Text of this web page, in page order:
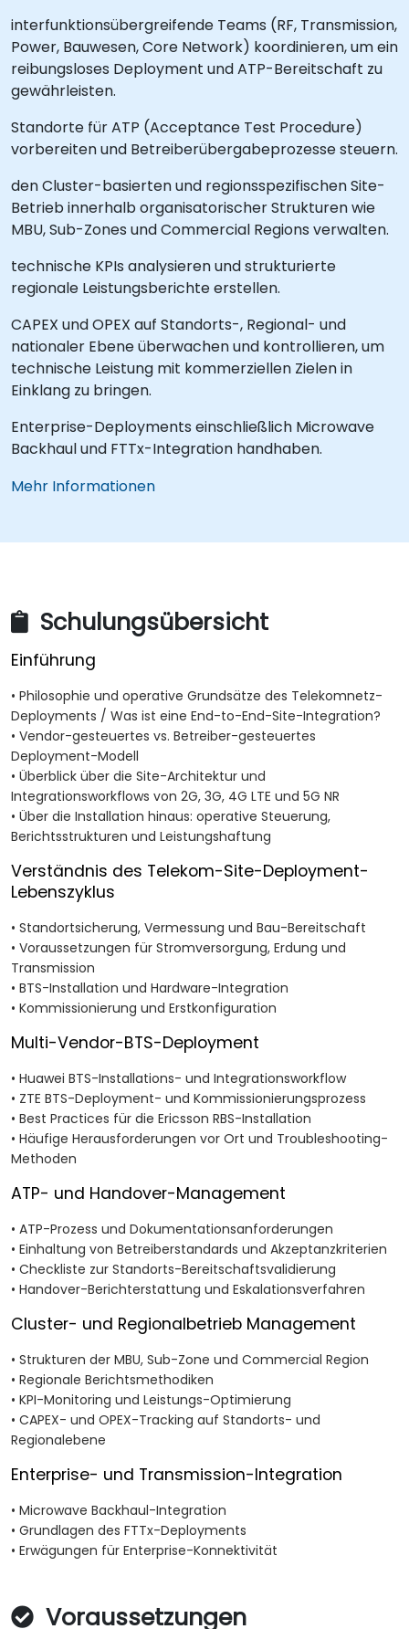
interfunktionsübergreifende Teams (RF, Transmission,
Power, Bauwesen, Core Network) koordinieren, um ein
reibungsloses Deployment und ATP-Bereitschaft zu
gewährleisten.
Standorte für ATP (Acceptance Test Procedure)
vorbereiten und Betreiberübergabeprozesse steuern.
den Cluster-basierten und regionsspezifischen Site-
Betrieb innerhalb organisatorischer Strukturen wie
MBU, Sub-Zones und Commercial Regions verwalten.
technische KPIs analysieren und strukturierte
regionale Leistungsberichte erstellen.
CAPEX und OPEX auf Standorts-, Regional- und
nationaler Ebene überwachen und kontrollieren, um
technische Leistung mit kommerziellen Zielen in
Einklang zu bringen.
Enterprise-Deployments einschließlich Microwave
Backhaul und FTTx-Integration handhaben.
Mehr Informationen
Schulungsübersicht
Einführung
• Philosophie und operative Grundsätze des Telekomnetz-
Deployments / Was ist eine End-to-End-Site-Integration?
• Vendor-gesteuertes vs. Betreiber-gesteuertes
Deployment-Modell
• Überblick über die Site-Architektur und
Integrationsworkflows von 2G, 3G, 4G LTE und 5G NR
• Über die Installation hinaus: operative Steuerung,
Berichtsstrukturen und Leistungshaftung
Verständnis des Telekom-Site-Deployment-
Lebenszyklus
• Standortsicherung, Vermessung und Bau-Bereitschaft
• Voraussetzungen für Stromversorgung, Erdung und
Transmission
• BTS-Installation und Hardware-Integration
• Kommissionierung und Erstkonfiguration
Multi-Vendor-BTS-Deployment
• Huawei BTS-Installations- und Integrationsworkflow
• ZTE BTS-Deployment- und Kommissionierungsprozess
• Best Practices für die Ericsson RBS-Installation
• Häufige Herausforderungen vor Ort und Troubleshooting-
Methoden
ATP- und Handover-Management
• ATP-Prozess und Dokumentationsanforderungen
• Einhaltung von Betreiberstandards und Akzeptanzkriterien
• Checkliste zur Standorts-Bereitschaftsvalidierung
• Handover-Berichterstattung und Eskalationsverfahren
Cluster- und Regionalbetrieb Management
• Strukturen der MBU, Sub-Zone und Commercial Region
• Regionale Berichtsmethodiken
• KPI-Monitoring und Leistungs-Optimierung
• CAPEX- und OPEX-Tracking auf Standorts- und
Regionalebene
Enterprise- und Transmission-Integration
• Microwave Backhaul-Integration
• Grundlagen des FTTx-Deployments
• Erwägungen für Enterprise-Konnektivität
Voraussetzungen